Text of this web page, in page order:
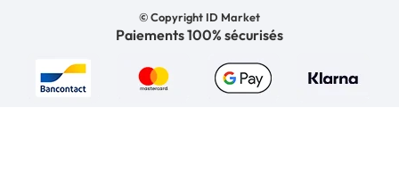
© Copyright ID Market
Paiements 100% sécurisés